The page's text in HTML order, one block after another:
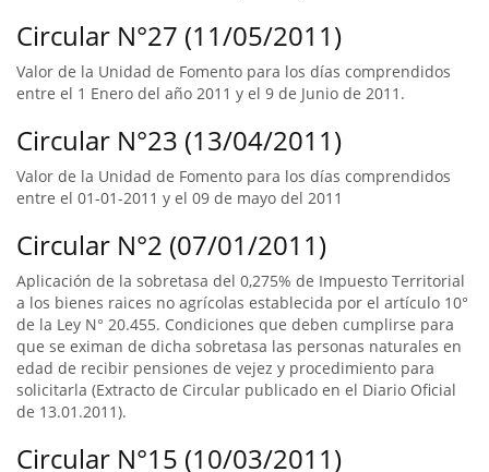
Circular N°27 (11/05/2011)
Valor de la Unidad de Fomento para los días comprendidos
entre el 1 Enero del año 2011 y el 9 de Junio de 2011.
Circular N°23 (13/04/2011)
Valor de la Unidad de Fomento para los días comprendidos
entre el 01-01-2011 y el 09 de mayo del 2011
Circular N°2 (07/01/2011)
Aplicación de la sobretasa del 0,275% de Impuesto Territorial
a los bienes raices no agrícolas establecida por el artículo 10°
de la Ley N° 20.455. Condiciones que deben cumplirse para
que se eximan de dicha sobretasa las personas naturales en
edad de recibir pensiones de vejez y procedimiento para
solicitarla (Extracto de Circular publicado en el Diario Oficial
de 13.01.2011).
Circular N°15 (10/03/2011)